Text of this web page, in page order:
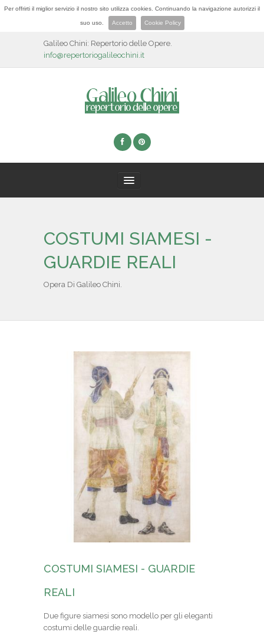
Per offrirti il miglior servizio il nostro sito utilizza cookies. Continuando la navigazione autorizzi il
suo uso. Accetto Cookie Policy
Galileo Chini: Repertorio delle Opere.
info@repertoriogalileochini.it
BIOGRAFIA
NEWS & EVENTI
CONTATTI
COSTUMI SIAMESI -
GUARDIE REALI
Opera Di Galileo Chini.
COSTUMI SIAMESI - GUARDIE
REALI
Due figure siamesi sono modello per gli eleganti
costumi delle guardie reali.